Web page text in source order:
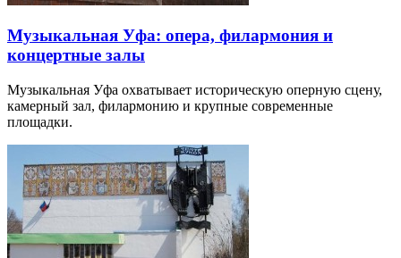
Музыкальная Уфа: опера, филармония и
концертные залы
Музыкальная Уфа охватывает историческую оперную сцену,
камерный зал, филармонию и крупные современные
площадки.